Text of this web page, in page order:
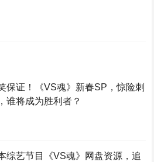
保证！《VS魂》新春SP，惊险刺
谁将成为胜利者？
综艺节目《VS魂》网盘资源，追